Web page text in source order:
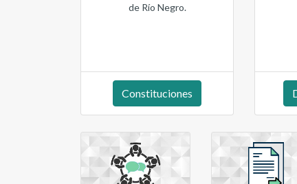
de Río Negro.
Constituciones